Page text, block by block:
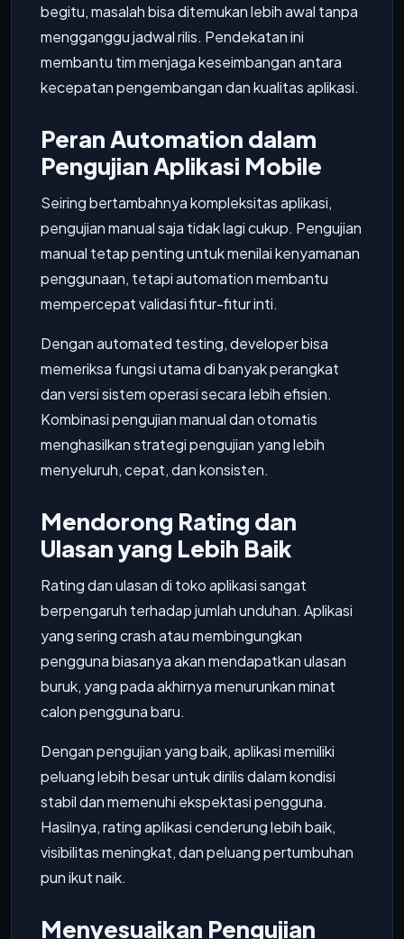
begitu, masalah bisa ditemukan lebih awal tanpa
mengganggu jadwal rilis. Pendekatan ini
membantu tim menjaga keseimbangan antara
kecepatan pengembangan dan kualitas aplikasi.
Peran Automation dalam
Pengujian Aplikasi Mobile
Seiring bertambahnya kompleksitas aplikasi,
pengujian manual saja tidak lagi cukup. Pengujian
manual tetap penting untuk menilai kenyamanan
penggunaan, tetapi automation membantu
mempercepat validasi fitur-fitur inti.
Dengan automated testing, developer bisa
memeriksa fungsi utama di banyak perangkat
dan versi sistem operasi secara lebih efisien.
Kombinasi pengujian manual dan otomatis
menghasilkan strategi pengujian yang lebih
menyeluruh, cepat, dan konsisten.
Mendorong Rating dan
Ulasan yang Lebih Baik
Rating dan ulasan di toko aplikasi sangat
berpengaruh terhadap jumlah unduhan. Aplikasi
yang sering crash atau membingungkan
pengguna biasanya akan mendapatkan ulasan
buruk, yang pada akhirnya menurunkan minat
calon pengguna baru.
Dengan pengujian yang baik, aplikasi memiliki
peluang lebih besar untuk dirilis dalam kondisi
stabil dan memenuhi ekspektasi pengguna.
Hasilnya, rating aplikasi cenderung lebih baik,
visibilitas meningkat, dan peluang pertumbuhan
pun ikut naik.
Menyesuaikan Pengujian